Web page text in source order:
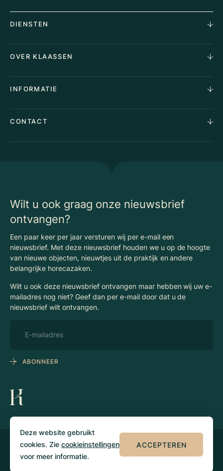
Deze website gebruikt
cookies. Zie cookieinstellingen
voor meer informatie.
ACCEPTEREN
DIENSTEN
Aankoopopdracht
Stille verkoop
Taxaties
Advies
OVER KLAASSEN
Waarom Klaassen
Vacatures
Algemene voorwaarden
INFORMATIE
Vergunningen
CONTACT
Wilt u ook graag onze nieuwsbrief
ontvangen?
Een paar keer per jaar versturen wij per e-mail een
nieuwsbrief. Met deze nieuwsbrief houden we u op de hoogte
van nieuwe objecten, nieuwtjes uit de praktijk en andere
belangrijke horecazaken.
Wilt u ook deze nieuwsbrief ontvangen maar hebben wij uw e-
mailadres nog niet? Geef dan per e-mail door dat u de
nieuwsbrief wilt ontvangen.
ABONNEER
© 2026 Klaassen
Horecamakelaars
Privacy
Algemene
voorwaarden